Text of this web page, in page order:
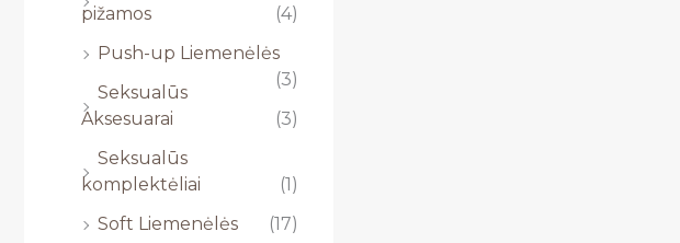
pižamos
(4)
Push-up Liemenėlės
(3)
Seksualūs
Aksesuarai
(3)
Seksualūs
komplektėliai
(1)
Soft Liemenėlės
(17)